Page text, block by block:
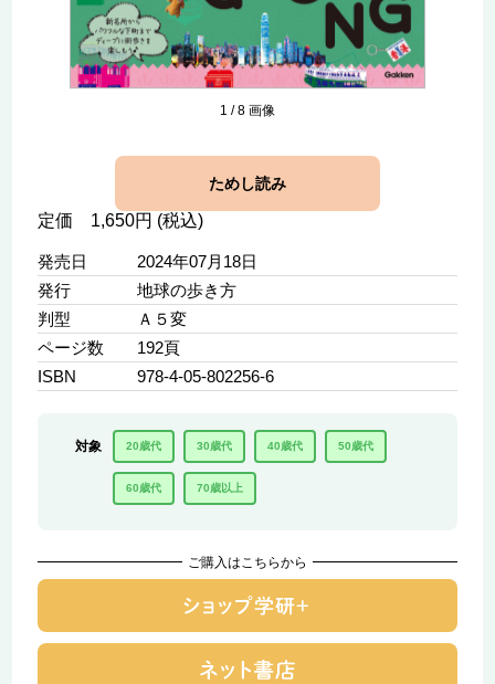
1 /8画像
ためし読み
定価 1,650円 (税込)
発売日
2024年07月18日
発行
地球の歩き方
判型
Ａ５変
ページ数
192頁
ISBN
978-4-05-802256-6
対象 20歳代 30歳代 40歳代 50歳代
60歳代 70歳以上
ご購入はこちらから